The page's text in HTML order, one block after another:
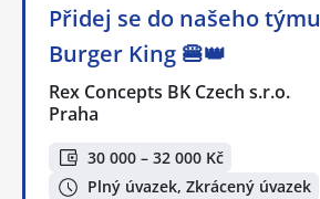
Přidej se do našeho týmu
Burger King 🍔👑
Rex Concepts BK Czech s.r.o.
Praha
30 000 – 32 000 Kč
Plný úvazek, Zkrácený úvazek